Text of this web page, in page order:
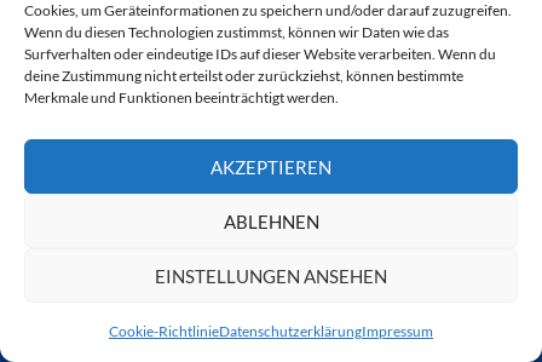
Cookies, um Geräteinformationen zu speichern und/oder darauf zuzugreifen.
Wenn du diesen Technologien zustimmst, können wir Daten wie das
Surfverhalten oder eindeutige IDs auf dieser Website verarbeiten. Wenn du
deine Zustimmung nicht erteilst oder zurückziehst, können bestimmte
Merkmale und Funktionen beeinträchtigt werden.
AKZEPTIEREN
ABLEHNEN
EINSTELLUNGEN ANSEHEN
Cookie-RichtlinieDatenschutzerklärungImpressum
Suchen
nach: